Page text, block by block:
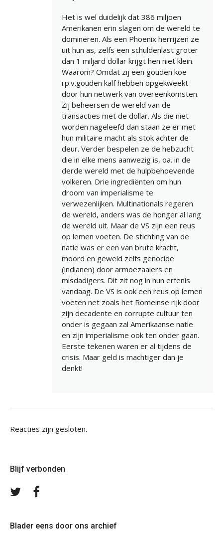
Het is wel duidelijk dat 386 miljoen
Amerikanen erin slagen om de wereld te
domineren. Als een Phoenix herrijzen ze
uit hun as, zelfs een schuldenlast groter
dan 1 miljard dollar krijgt hen niet klein.
Waarom? Omdat zij een gouden koe
i.p.v.gouden kalf hebben opgekweekt
door hun netwerk van overeenkomsten.
Zij beheersen de wereld van de
transacties met de dollar. Als die niet
worden nageleefd dan staan ze er met
hun militaire macht als stok achter de
deur. Verder bespelen ze de hebzucht
die in elke mens aanwezig is, oa. in de
derde wereld met de hulpbehoevende
volkeren. Drie ingrediënten om hun
droom van imperialisme te
verwezenlijken. Multinationals regeren
de wereld, anders was de honger al lang
de wereld uit. Maar de VS zijn een reus
op lemen voeten. De stichting van de
natie was er een van brute kracht,
moord en geweld zelfs genocide
(indianen) door armoezaaiers en
misdadigers. Dit zit nog in hun erfenis
vandaag. De VS is ook een reus op lemen
voeten net zoals het Romeinse rijk door
zijn decadente en corrupte cultuur ten
onder is gegaan zal Amerikaanse natie
en zijn imperialisme ook ten onder gaan.
Eerste tekenen waren er al tijdens de
crisis. Maar geld is machtiger dan je
denkt!
Reacties zijn gesloten.
Blijf verbonden
Volg
Blader eens door ons archief